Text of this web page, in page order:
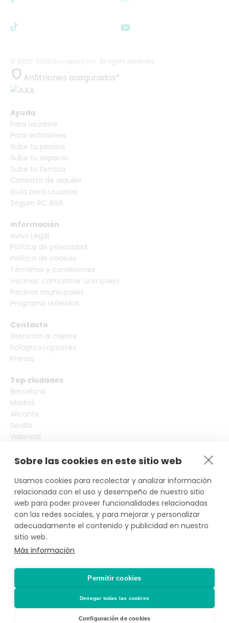
Sobre las cookies en este sitio web
Usamos cookies para recolectar y analizar información
relacionada con el uso y desempeño de nuestro sitio
web para poder proveer funcionalidades relacionadas
con las redes sociales, y para mejorar y personalizar
adecuadamente el contenido y publicidad en nuestro
sitio web.
Más información
Permitir cookies
Denegar todas las cookies
Configuración de cookies
© 2022-2026 Cocopool, Inc. All rights reserved.
 Anfitriones asegurados*
Ayuda
Para usuarios
Para anfitriones
Sube tu piscina
Sube tu espacio
Sube tu terraza
Contrato de alquiler
Guía para usuarios
Seguro RC AXA
Información
Aviso Legal
Política de privacidad
Política de cookies
Términos y condiciones
Vecinos: comunicar una queja
Piscinas municipales
Programa referidos
Contacto
Atención al cliente
hola@cocopool.es
Prensa
Top ciudades
Barcelona
Madrid
Alicante
Sevilla
Valencia
Girona
Más ciudades
*Actividad, con seguro voluntario de
responsabilidad civil del propietario, contratado
por PLACE4PLAN, S.L. con AXA SEGUROS GENERALES,
S.A. de Seguros y Reaseguros, siempre que conste
notificada la reserva con mínimo 2 horas de
antelación.